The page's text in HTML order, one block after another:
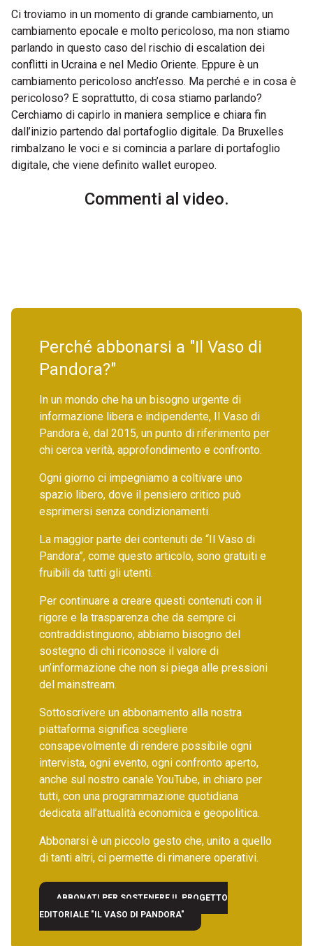
Ci troviamo in un momento di grande cambiamento, un
cambiamento epocale e molto pericoloso, ma non stiamo
parlando in questo caso del rischio di escalation dei
conflitti in Ucraina e nel Medio Oriente. Eppure è un
cambiamento pericoloso anch’esso. Ma perché e in cosa è
pericoloso? E soprattutto, di cosa stiamo parlando?
Cerchiamo di capirlo in maniera semplice e chiara fin
dall’inizio partendo dal portafoglio digitale. Da Bruxelles
rimbalzano le voci e si comincia a parlare di portafoglio
digitale, che viene definito wallet europeo.
Commenti al video.
Perché abbonarsi a "Il Vaso di
Pandora?"
In un mondo che ha un bisogno urgente di
informazione libera e indipendente, Il Vaso di
Pandora è, dal 2015, un punto di riferimento per
chi cerca verità, approfondimento e confronto.
Ogni giorno ci impegniamo a coltivare uno
spazio libero, dove il pensiero critico può
esprimersi senza condizionamenti.
La maggior parte dei contenuti de “Il Vaso di
Pandora”, come questo articolo, sono gratuiti e
fruibili da tutti gli utenti.
Per continuare a creare questi contenuti con il
rigore e la trasparenza che da sempre ci
contraddistinguono, abbiamo bisogno del
sostegno di chi riconosce il valore di
un’informazione che non si piega alle pressioni
del mainstream.
Sottoscrivere un abbonamento alla nostra
piattaforma significa scegliere
consapevolmente di rendere possibile ogni
intervista, ogni evento, ogni confronto aperto,
anche sul nostro canale YouTube, in chiaro per
tutti, con una programmazione quotidiana
dedicata all’attualità economica e geopolitica.
Abbonarsi è un piccolo gesto che, unito a quello
di tanti altri, ci permette di rimanere operativi.
ABBONATI PER SOSTENERE IL PROGETTO
EDITORIALE "IL VASO DI PANDORA"